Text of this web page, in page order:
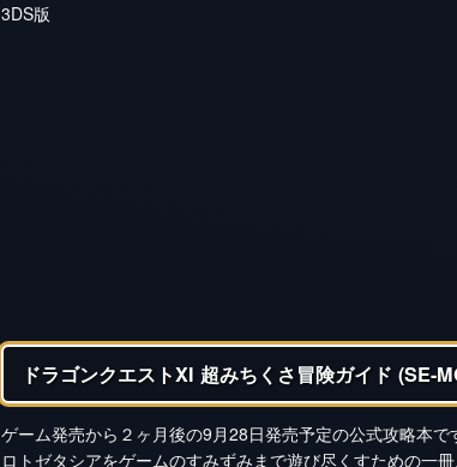
3DS版
ドラゴンクエストXI 超みちくさ冒険ガイド (SE-
ゲーム発売から２ヶ月後の9月28日発売予定の公式攻略本で
ロトゼタシアをゲームのすみずみまで遊び尽くすための一冊